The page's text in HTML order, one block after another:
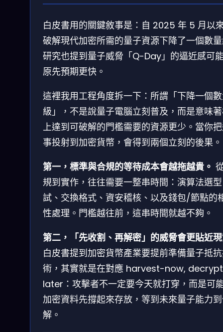
白皮書用的關鍵敘事是：自 2025 年 5 月以
破解現代加密所需的量子資源下降了一個數
研究也提到量子威脅「Q-Day」的逼近感可
原先預期更快。
這裡我用工程角度拆一下：所謂「下降一個
級」，不是說量子電腦立刻普及，而是意味
上達到可破解的門檻需要的資源更少。當你
事投射到加密貨幣，會得到兩個立刻的後果。
第一，標準與合規的等待成本會越拖越貴。
規到實作，往往需要一整串時間：演算法選
試、交換格式、資安稽核、以及錢包/節點的
性處理。門檻越往前，這串時間就越不夠。
第二，「先收割、再解密」的威脅會更貼近
白皮書提到加密貨幣產業要提前準備量子抵
術，其實就是在對應 harvest-now,
later：攻擊者不一定要今天就打穿，而是可
加密資料先撐起來存放，等到未來量子能力
解。